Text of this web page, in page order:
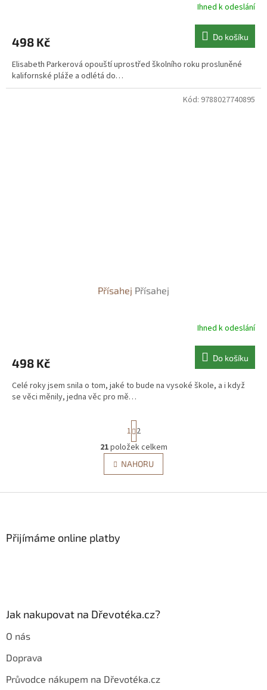
Ihned k odeslání
498 Kč Do košíku
Elisabeth Parkerová opouští uprostřed školního roku prosluněné
kalifornské pláže a odlétá do…
Přísahej Přísahej
Ihned k odeslání
498 Kč Do košíku
Celé roky jsem snila o tom, jaké to bude na vysoké škole, a i když
se věci měnily, jedna věc pro mě…
Kód: 9788027740895
O
v
l
ý
p
t
r
á
n
k
v
1 2
21položek celkem
NAHORU
Přijímáme online platby
Jak nakupovat na Dřevotéka.cz?
O nás
Doprava
Průvodce nákupem na Dřevotéka.cz